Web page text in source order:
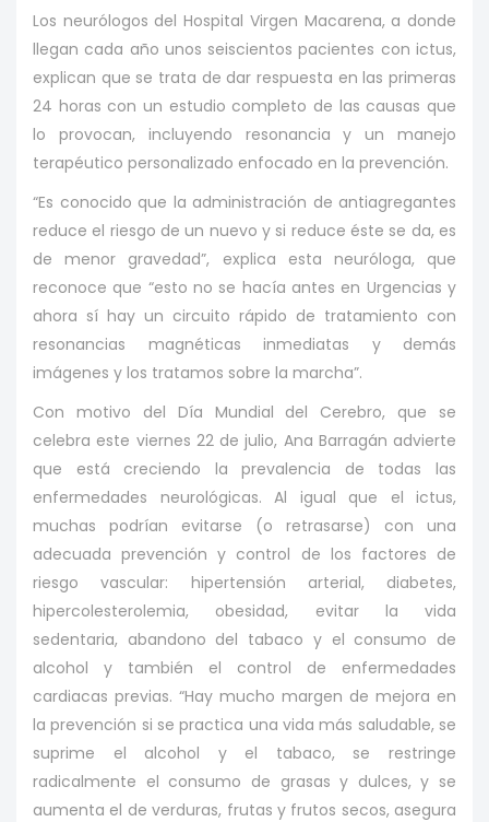
Los neurólogos del Hospital Virgen Macarena, a donde
llegan cada año unos seiscientos pacientes con ictus,
explican que se trata de dar respuesta en las primeras
24 horas con un estudio completo de las causas que
lo provocan, incluyendo resonancia y un manejo
terapéutico personalizado enfocado en la prevención.
“Es conocido que la administración de antiagregantes
reduce el riesgo de un nuevo y si reduce éste se da, es
de menor gravedad”, explica esta neuróloga, que
reconoce que “esto no se hacía antes en Urgencias y
ahora sí hay un circuito rápido de tratamiento con
resonancias magnéticas inmediatas y demás
imágenes y los tratamos sobre la marcha”.
Con motivo del Día Mundial del Cerebro, que se
celebra este viernes 22 de julio, Ana Barragán advierte
que está creciendo la prevalencia de todas las
enfermedades neurológicas. Al igual que el ictus,
muchas podrían evitarse (o retrasarse) con una
adecuada prevención y control de los factores de
riesgo vascular: hipertensión arterial, diabetes,
hipercolesterolemia, obesidad, evitar la vida
sedentaria, abandono del tabaco y el consumo de
alcohol y también el control de enfermedades
cardiacas previas. “Hay mucho margen de mejora en
la prevención si se practica una vida más saludable, se
suprime el alcohol y el tabaco, se restringe
radicalmente el consumo de grasas y dulces, y se
aumenta el de verduras, frutas y frutos secos, asegura